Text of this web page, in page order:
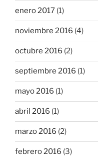
enero 2017 (1)
noviembre 2016 (4)
octubre 2016 (2)
septiembre 2016 (1)
mayo 2016 (1)
abril 2016 (1)
marzo 2016 (2)
febrero 2016 (3)